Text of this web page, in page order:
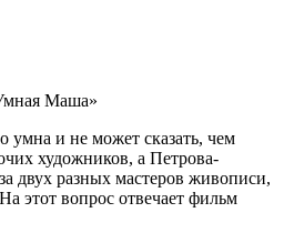
умна и не может сказать, чем
художников, а Петрова-
двух разных мастеров живописи,
этот вопрос отвечает фильм